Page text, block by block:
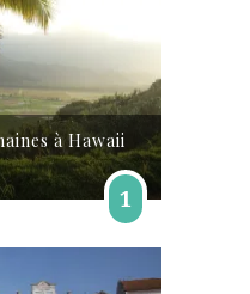
à Hawaii
1